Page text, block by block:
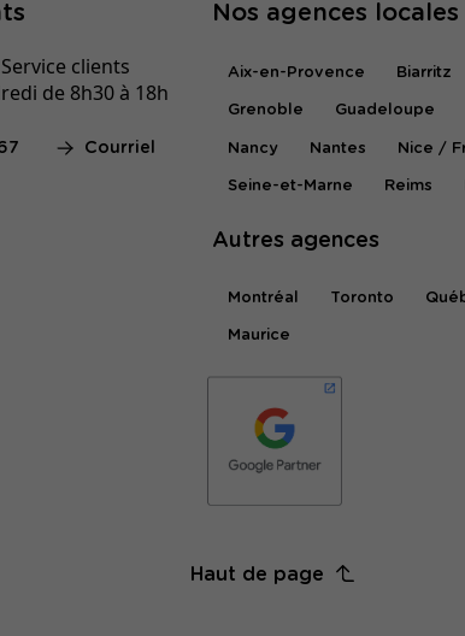
clients
de 8h30 à 18h
Courriel
Nos agences locales
Aix-en-Provence Biarritz
Grenoble Guadeloupe
Nancy Nantes Nice /
Seine-et-Marne Reims
Autres agences
Montréal Toronto
Maurice
Haut de page